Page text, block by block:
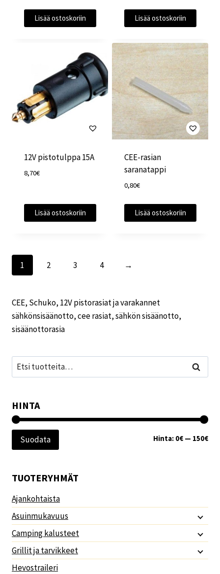
Lisää ostoskoriin Lisää ostoskoriin
12V pistotulppa 15A
8,70€
Lisää ostoskoriin
CEE-rasian
saranatappi
0,80€
Lisää ostoskoriin
1 2 3 4 →
CEE, Schuko, 12V pistorasiat ja varakannet
sähkönsisäänotto, cee rasiat, sähkön sisäänotto,
sisäänottorasia
Etsi: Haku
HINTA
Suodata Hinta: 0€ — 150€
TUOTERYHMÄT
Ajankohtaista
Asuinmukavuus
Camping kalusteet
Grillit ja tarvikkeet
Hevostraileri